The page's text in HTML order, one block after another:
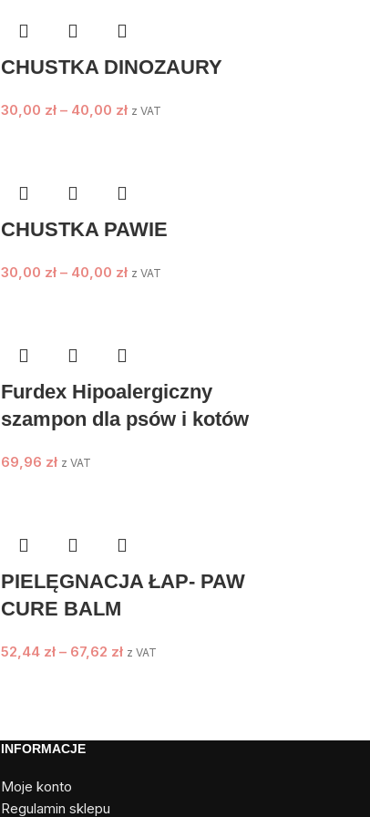
CHUSTKA DINOZAURY
30,00 zł – 40,00 zł z VAT
CHUSTKA PAWIE
30,00 zł – 40,00 zł z VAT
Furdex Hipoalergiczny
szampon dla psów i kotów
69,96 zł z VAT
PIELĘGNACJA ŁAP- PAW
CURE BALM
52,44 zł – 67,62 zł z VAT
INFORMACJE
Moje konto
Regulamin sklepu